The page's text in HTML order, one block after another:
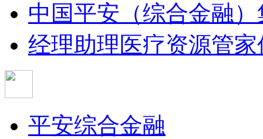
中国平安（综合金融）
经理助理医疗资源管家
平安综合金融